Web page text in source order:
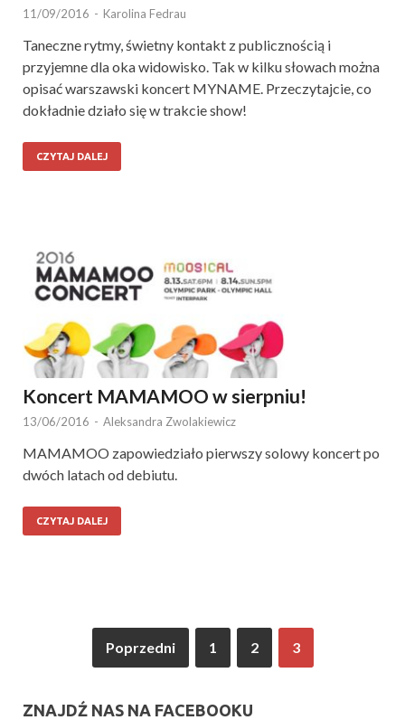
11/09/2016 - Karolina Fedrau
Taneczne rytmy, świetny kontakt z publicznością i
przyjemne dla oka widowisko. Tak w kilku słowach można
opisać warszawski koncert MYNAME. Przeczytajcie, co
dokładnie działo się w trakcie show!
CZYTAJ DALEJ
Koncert MAMAMOO w sierpniu!
13/06/2016 - Aleksandra Zwolakiewicz
MAMAMOO zapowiedziało pierwszy solowy koncert po
dwóch latach od debiutu.
CZYTAJ DALEJ
Poprzedni 1 2 3
ZNAJDŹ NAS NA FACEBOOKU